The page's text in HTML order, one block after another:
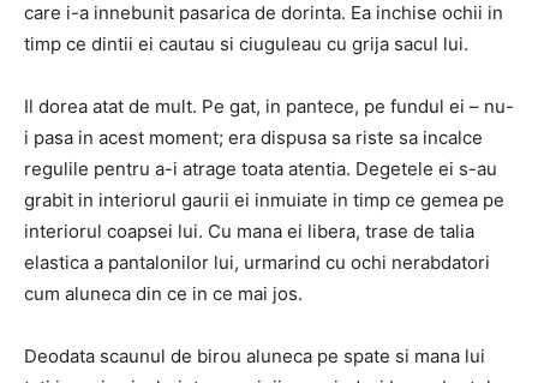
care i-a innebunit pasarica de dorinta. Ea inchise ochii in
timp ce dintii ei cautau si ciuguleau cu grija sacul lui.
Il dorea atat de mult. Pe gat, in pantece, pe fundul ei – nu-
i pasa in acest moment; era dispusa sa riste sa incalce
regulile pentru a-i atrage toata atentia. Degetele ei s-au
grabit in interiorul gaurii ei inmuiate in timp ce gemea pe
interiorul coapsei lui. Cu mana ei libera, trase de talia
elastica a pantalonilor lui, urmarind cu ochi nerabdatori
cum aluneca din ce in ce mai jos.
Deodata scaunul de birou aluneca pe spate si mana lui